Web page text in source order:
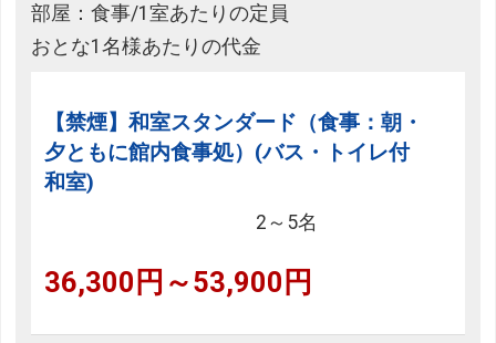
部屋：食事/1室あたりの定員
おとな1名様あたりの代金
【禁煙】和室スタンダード（食事：朝・
夕ともに館内食事処）(バス・トイレ付
和室)
2～5名
36,300円～53,900円